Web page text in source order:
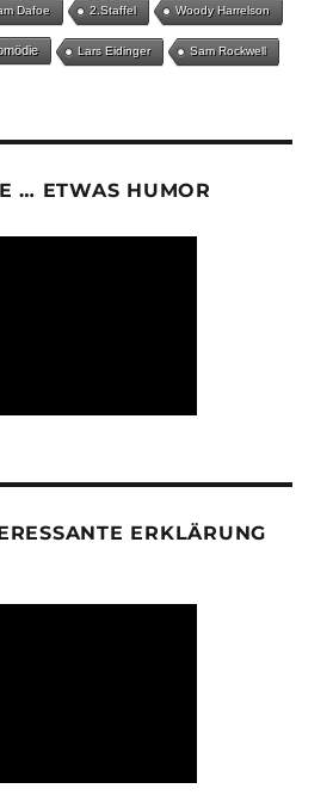
Dafoe 2.Staffel Woody Harrelson
Lars Eidinger Sam Rockwell
… ETWAS HUMOR
ERKLÄRUNG